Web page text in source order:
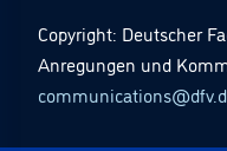
Copyright: Deutscher
Anregungen und